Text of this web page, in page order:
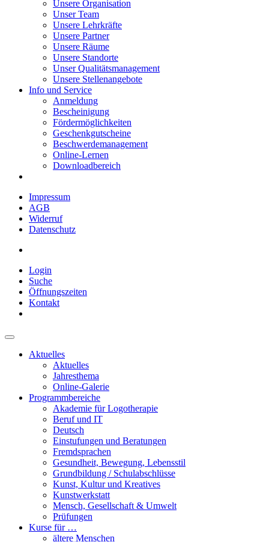
Unsere Organisation
Unser Team
Unsere Lehrkräfte
Unsere Partner
Unsere Räume
Unsere Standorte
Unser Qualitätsmanagement
Unsere Stellenangebote
Info und Service
Anmeldung
Bescheinigung
Fördermöglichkeiten
Geschenkgutscheine
Beschwerdemanagement
Online-Lernen
Downloadbereich
Impressum
AGB
Widerruf
Datenschutz
Login
Suche
Öffnungszeiten
Kontakt
Aktuelles
Aktuelles
Jahresthema
Online-Galerie
Programmbereiche
Akademie für Logotherapie
Beruf und IT
Deutsch
Einstufungen und Beratungen
Fremdsprachen
Gesundheit, Bewegung, Lebensstil
Grundbildung / Schulabschlüsse
Kunst, Kultur und Kreatives
Kunstwerkstatt
Mensch, Gesellschaft & Umwelt
Prüfungen
Kurse für …
ältere Menschen